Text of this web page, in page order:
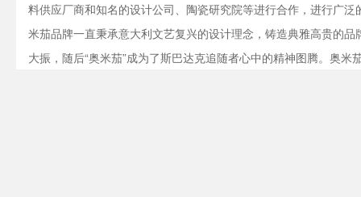
料供应厂商和知名的设计公司、陶瓷研究院等进行合作，进行广
米茄品牌一直秉承意大利文艺复兴的设计理念，铸造典雅高贵的
大振，随后“奥米茄”成为了斯巴达克追随者心中的精神图腾。奥